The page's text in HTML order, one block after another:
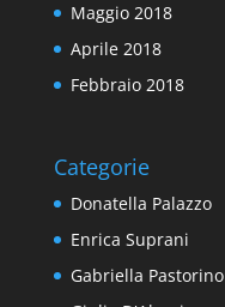
Maggio 2018
Aprile 2018
Febbraio 2018
Categorie
Donatella Palazzo
Enrica Suprani
Gabriella Pastorino